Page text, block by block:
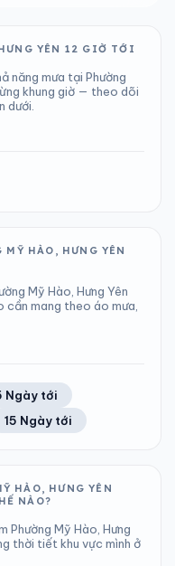
YÊN 12 GIỜ TỚI
năng mưa tại Phường
khung giờ — theo dõi
dưới.
HÀO, HƯNG YÊN
Mỹ Hào, Hưng Yên
cần mang theo áo mưa,
Ngày tới
15 Ngày tới
HÀO, HƯNG YÊN
NÀO?
Phường Mỹ Hào, Hưng
thời tiết khu vực mình ở